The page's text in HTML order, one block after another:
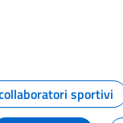
sportsportivi